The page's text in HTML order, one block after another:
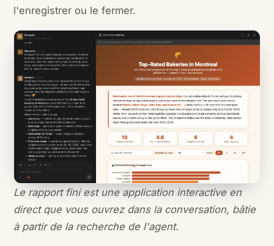
l'enregistrer ou le fermer.
Le rapport fini est une application interactive en
direct que vous ouvrez dans la conversation, bâtie
à partir de la recherche de l'agent.